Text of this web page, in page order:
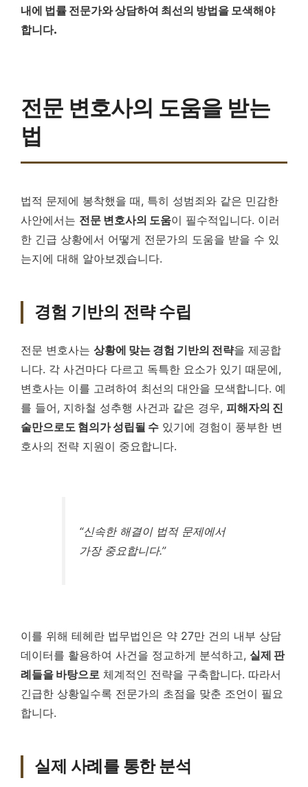
내에 법률 전문가와 상담하여 최선의 방법을 모색해야
합니다.
전문 변호사의 도움을 받는
법
법적 문제에 봉착했을 때, 특히 성범죄와 같은 민감한
사안에서는 전문 변호사의 도움이 필수적입니다. 이러
한 긴급 상황에서 어떻게 전문가의 도움을 받을 수 있
는지에 대해 알아보겠습니다.
경험 기반의 전략 수립
전문 변호사는 상황에 맞는 경험 기반의 전략을 제공합
니다. 각 사건마다 다르고 독특한 요소가 있기 때문에,
변호사는 이를 고려하여 최선의 대안을 모색합니다. 예
를 들어, 지하철 성추행 사건과 같은 경우, 피해자의 진
술만으로도 혐의가 성립될 수 있기에 경험이 풍부한 변
호사의 전략 지원이 중요합니다.
“신속한 해결이 법적 문제에서
가장 중요합니다.”
이를 위해 테헤란 법무법인은 약 27만 건의 내부 상담
데이터를 활용하여 사건을 정교하게 분석하고, 실제 판
례들을 바탕으로 체계적인 전략을 구축합니다. 따라서
긴급한 상황일수록 전문가의 초점을 맞춘 조언이 필요
합니다.
실제 사례를 통한 분석